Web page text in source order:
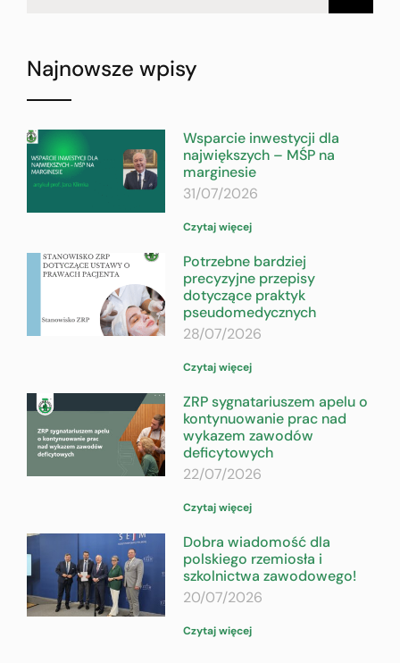
Najnowsze wpisy
Wsparcie inwestycji dla
największych – MŚP na
marginesie
31/07/2026
Czytaj więcej
Potrzebne bardziej
precyzyjne przepisy
dotyczące praktyk
pseudomedycznych
28/07/2026
Czytaj więcej
ZRP sygnatariuszem apelu o
kontynuowanie prac nad
wykazem zawodów
deficytowych
22/07/2026
Czytaj więcej
Dobra wiadomość dla
polskiego rzemiosła i
szkolnictwa zawodowego!
20/07/2026
Czytaj więcej